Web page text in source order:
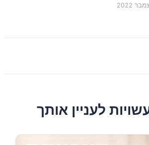
לעניין אותך